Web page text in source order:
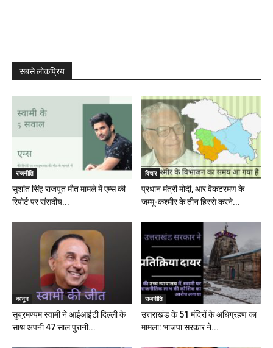
सबसे लोकप्रिय
राजनीति
सुशांत सिंह राजपूत मौत मामले में एम्स की
रिपोर्ट पर संसदीय...
विचार
प्रधान मंत्री मोदी, आर वेंकटरमण के
जम्मू-कश्मीर के तीन हिस्से करने...
कानून
सुब्रमण्यम स्वामी ने आईआईटी दिल्ली के
साथ अपनी 47 साल पुरानी...
राजनीति
उत्तराखंड के 51 मंदिरों के अधिग्रहण का
मामला: भाजपा सरकार ने...